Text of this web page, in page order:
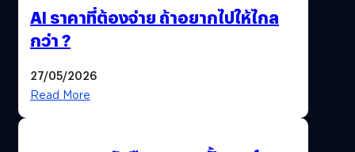
AI ราคาที่ต้องจ่าย ถ้าอยากไปให้ไกล
กว่า ?
27/05/2026
Read More